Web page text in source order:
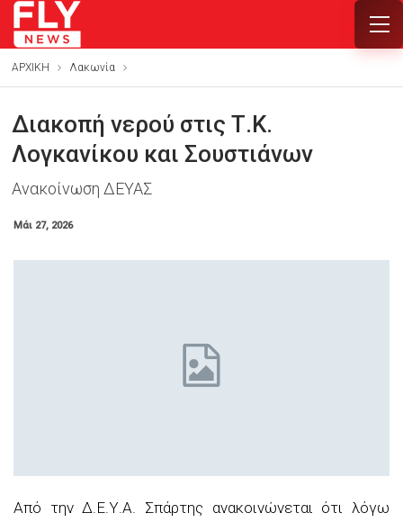
ΑΡΧΙΚΗ Λακωνία
Διακοπή νερού στις Τ.Κ.
Λογκανίκου και Σουστιάνων
Ανακοίνωση ΔΕΥΑΣ
Μάι 27, 2026
Από την Δ.Ε.Υ.Α. Σπάρτης ανακοινώνεται ότι λόγω